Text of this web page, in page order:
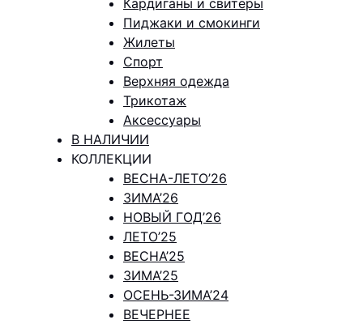
Пиджаки и смокинги
Жилеты
Спорт
Верхняя одежда
Трикотаж
Аксессуары
В НАЛИЧИИ
КОЛЛЕКЦИИ
ВЕСНА-ЛЕТО’26
ЗИМА’26
НОВЫЙ ГОД’26
ЛЕТО’25
ВЕСНА’25
ЗИМА’25
ОСЕНЬ-ЗИМА’24
ВЕЧЕРНЕЕ